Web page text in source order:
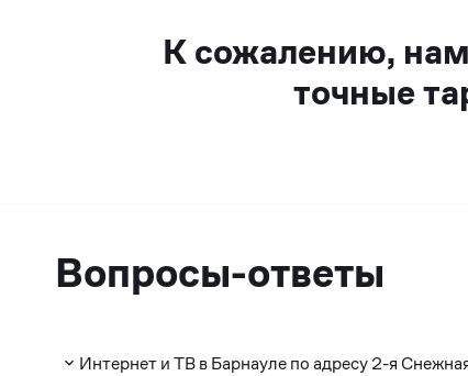
К сожалению,
точные
Вопросы-ответы
Интернет и ТВ в Барнауле по адресу 2-я